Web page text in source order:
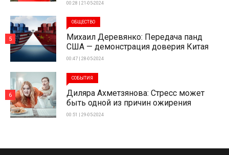
00:28 | 21-05-2024
ОБЩЕСТВО
Михаил Деревянко: Передача панд
США — демонстрация доверия Китая
00:47 | 28-05-2024
5
СОБЫТИЯ
Диляра Ахметзянова: Стресс может
быть одной из причин ожирения
00:51 | 29-05-2024
6